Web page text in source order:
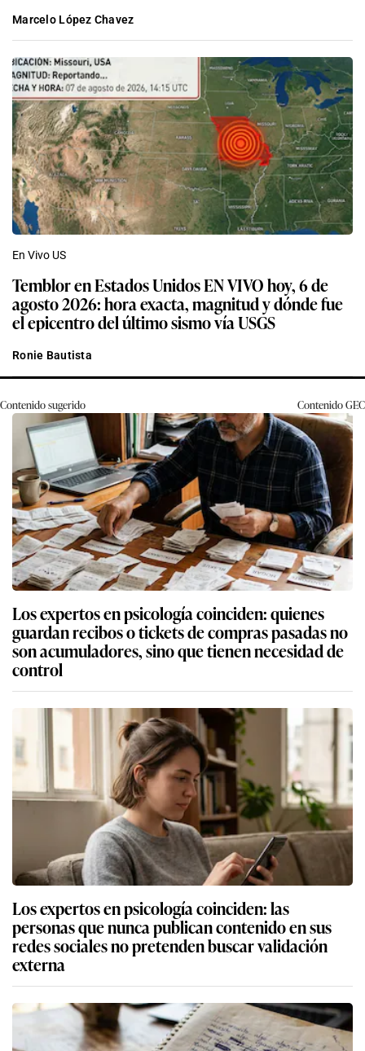
Marcelo López Chavez
En Vivo US
Temblor en Estados Unidos EN VIVO hoy, 6 de
agosto 2026: hora exacta, magnitud y dónde fue
el epicentro del último sismo vía USGS
Ronie Bautista
Contenido sugerido ContenidoGEC
Los expertos en psicología coinciden: quienes
guardan recibos o tickets de compras pasadas no
son acumuladores, sino que tienen necesidad de
control
Los expertos en psicología coinciden: las
personas que nunca publican contenido en sus
redes sociales no pretenden buscar validación
externa